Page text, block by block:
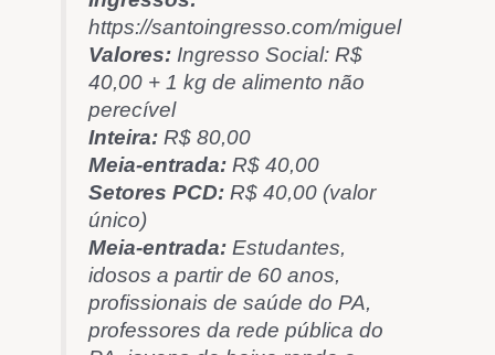
https://santoingresso.com/miguel
Valores:Ingresso Social: R$
40,00 + 1 kg de alimento não
perecível
Inteira:R$ 80,00
Meia-entrada:R$ 40,00
Setores PCD:R$ 40,00 (valor
único)
Meia-entrada:Estudantes,
idosos a partir de 60 anos,
profissionais de saúde do PA,
professores da rede pública do